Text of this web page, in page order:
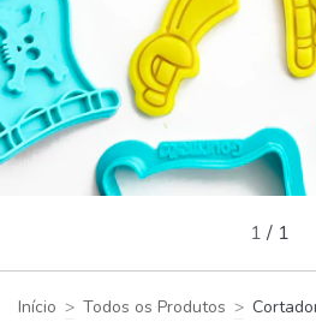
1 / 1
Início > Todos os Produtos >